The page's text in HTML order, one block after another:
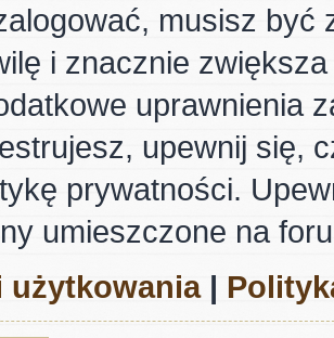
musisz być
i znacznie
uprawnienia
upewnij się,
prywatności.
umieszczone na
użytkowania|